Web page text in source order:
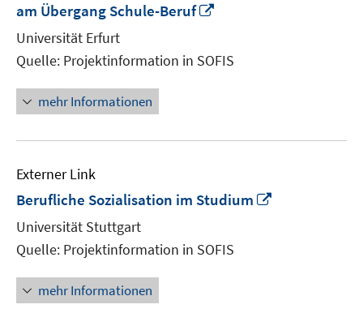
am Übergang Schule-Beruf
öffnen
Universität Erfurt
Quelle: Projektinformation in SOFIS
mehr Informationen
Externer Link
Berufliche Sozialisation im Studium
Universität Stuttgart
Quelle: Projektinformation in SOFIS
mehr Informationen